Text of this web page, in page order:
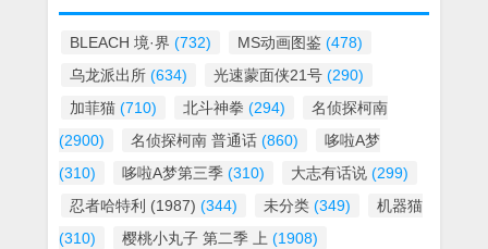
BLEACH 境·界 (732) MS动画图鉴 (478)
乌龙派出所 (634) 光速蒙面侠21号 (290)
加菲猫 (710) 北斗神拳 (294)
名侦探柯南
(2900)
名侦探柯南 普通话 (860)
哆啦A梦
(310)
哆啦A梦第三季 (310) 大志有话说 (299)
忍者哈特利 (1987) (344) 未分类 (349)
机器猫
(310)
樱桃小丸子 第二季 上 (1908)